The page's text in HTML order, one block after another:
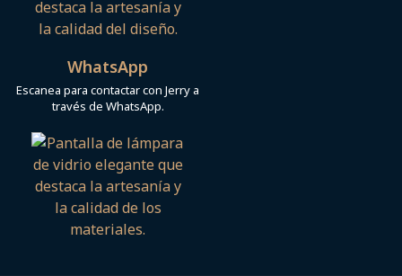
WhatsApp
Escanea para contactar con Jerry a
través de WhatsApp.